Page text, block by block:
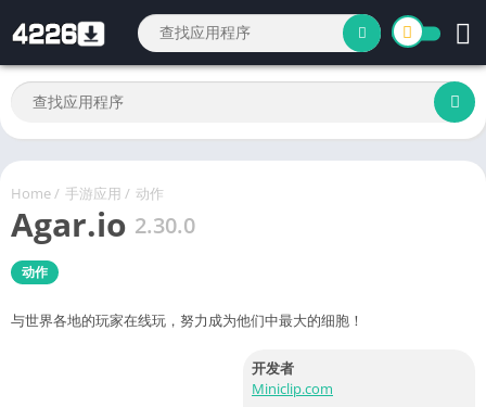
Home/ 手游应用 / 动作
Agar.io 2.30.0
动作
与世界各地的玩家在线玩，努力成为他们中最大的细胞！
开发者
Miniclip.com